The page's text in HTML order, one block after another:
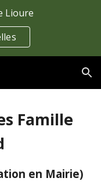
Lioure
Famille